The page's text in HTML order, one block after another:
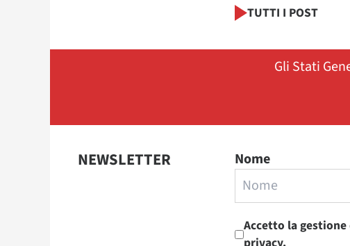
TUTTI I POST
Gli Stati
NEWSLETTER Nome
Accetto la